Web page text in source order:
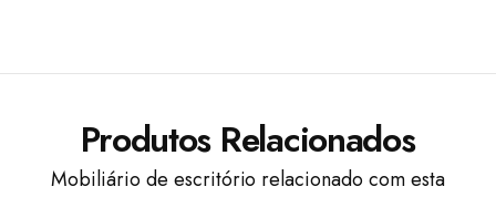
Produtos Relacionados
Mobiliário de escritório relacionado com esta